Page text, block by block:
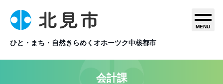
ひと・まち・自然きらめくオホーツク中核都市
MENU
会計課